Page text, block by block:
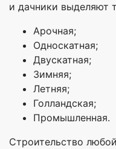
и дачники выделяют
Арочная;
Односкатная;
Двускатная;
Зимняя;
Летняя;
Голландская;
Промышленная.
Строительство